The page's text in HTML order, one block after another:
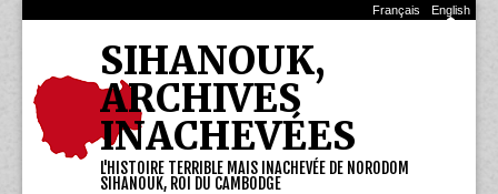
Français English
SIHANOUK,
ARCHIVES
INACHEVÉES
L'HISTOIRE TERRIBLE MAIS INACHEVÉE DE NORODOM
SIHANOUK, ROI DU CAMBODGE